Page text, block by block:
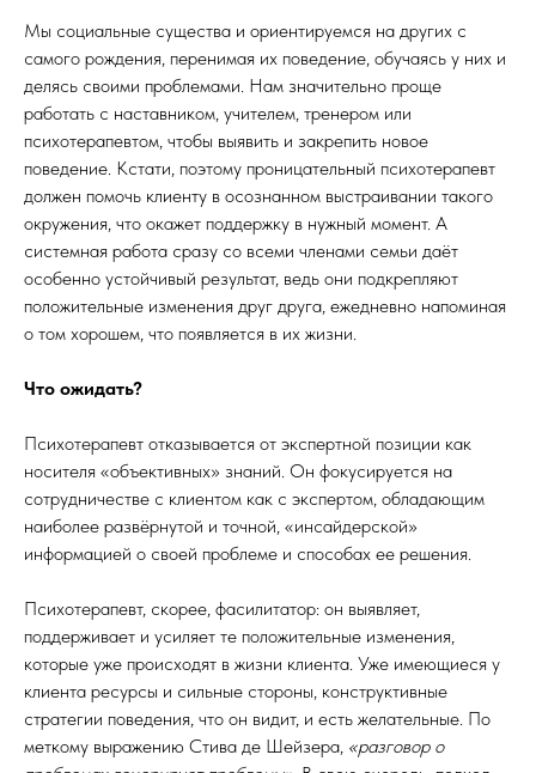
Мы социальные существа и ориентируемся на других с
самого рождения, перенимая их поведение, обучаясь у них и
делясь своими проблемами. Нам значительно проще
работать с наставником, учителем, тренером или
психотерапевтом, чтобы выявить и закрепить новое
поведение. Кстати, поэтому проницательный психотерапевт
должен помочь клиенту в осознанном выстраивании такого
окружения, что окажет поддержку в нужный момент. А
системная работа сразу со всеми членами семьи даёт
особенно устойчивый результат, ведь они подкрепляют
положительные изменения друг друга, ежедневно напоминая
о том хорошем, что появляется в их жизни.
Что ожидать?
Психотерапевт отказывается от экспертной позиции как
носителя «объективных» знаний. Он фокусируется на
сотрудничестве с клиентом как с экспертом, обладающим
наиболее развёрнутой и точной, «инсайдерской»
информацией о своей проблеме и способах ее решения.
Психотерапевт, скорее, фасилитатор: он выявляет,
поддерживает и усиляет те положительные изменения,
которые уже происходят в жизни клиента. Уже имеющиеся у
клиента ресурсы и сильные стороны, конструктивные
стратегии поведения, что он видит, и есть желательные. По
меткому выражению Стива де Шейзера, «разговор о